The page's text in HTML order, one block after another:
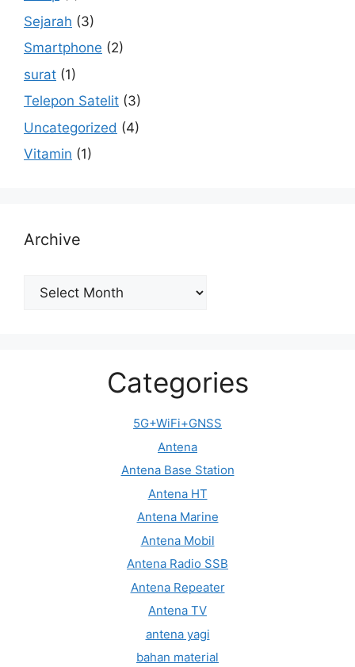
Sejarah (3)
Smartphone (2)
surat (1)
Telepon Satelit (3)
Uncategorized (4)
Vitamin (1)
Archive
Archive
Categories
5G+WiFi+GNSS
Antena
Antena Base Station
Antena HT
Antena Marine
Antena Mobil
Antena Radio SSB
Antena Repeater
Antena TV
antena yagi
bahan material